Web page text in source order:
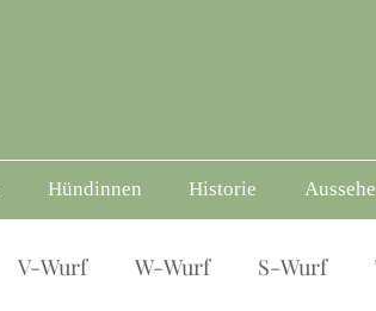
Hündinnen Historie
V-Wurf W-Wurf S-Wurf